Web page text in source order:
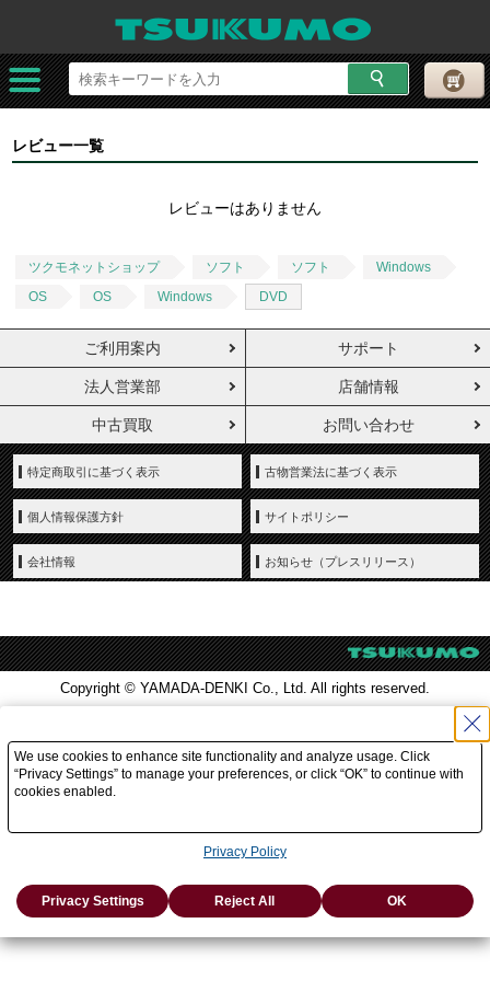
レビュー一覧
レビューはありません
ツクモネットショップ ソフト ソフト
Windows
OS
OS Windows DVD
ご利用案内 サポート
法人営業部 店舗情報
中古買取 お問い合わせ
特定商取引に基づく表示 古物営業法に基づく表示
個人情報保護方針 サイトポリシー
会社情報 お知らせ（プレスリリース）
Copyright © YAMADA-DENKI Co., Ltd. All rights reserved.
We use cookies to enhance site functionality and analyze usage. Click
“Privacy Settings” to manage your preferences, or click “OK” to continue with
cookies enabled.
Privacy Policy
Privacy Settings Reject All OK